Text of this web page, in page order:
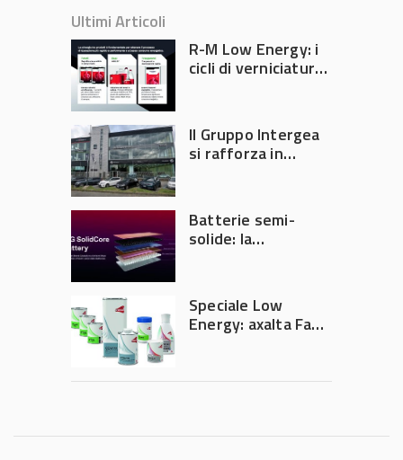
Ultimi Articoli
R-M Low Energy: i
cicli di verniciatura
tempi e costi in
carrozzeria
Il Gruppo Intergea
si rafforza in
Batterie semi-
solide: la
accelerare la
rivoluzione
dell’auto elettrica
Speciale Low
Energy: axalta Fast
riduce consumi
produttività in